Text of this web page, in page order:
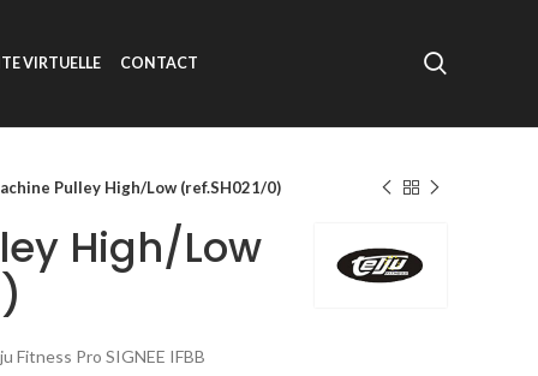
VIRTUELLE CONTACT
Pulley High/Low (ref.SH021/0)
High/Low
Fitness Pro SIGNEE IFBB